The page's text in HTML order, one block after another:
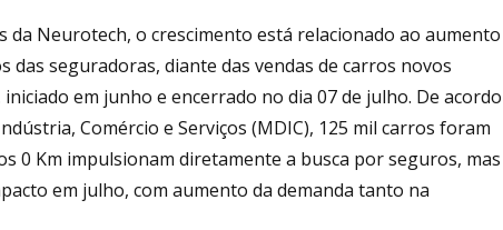
da Neurotech, o crescimento está relacionado ao aumento
seguradoras, diante das vendas de carros novos
em junho e encerrado no dia 07 de julho. De acordo
Comércio e Serviços (MDIC), 125 mil carros foram
0 Km impulsionam diretamente a busca por seguros, mas
em julho, com aumento da demanda tanto na